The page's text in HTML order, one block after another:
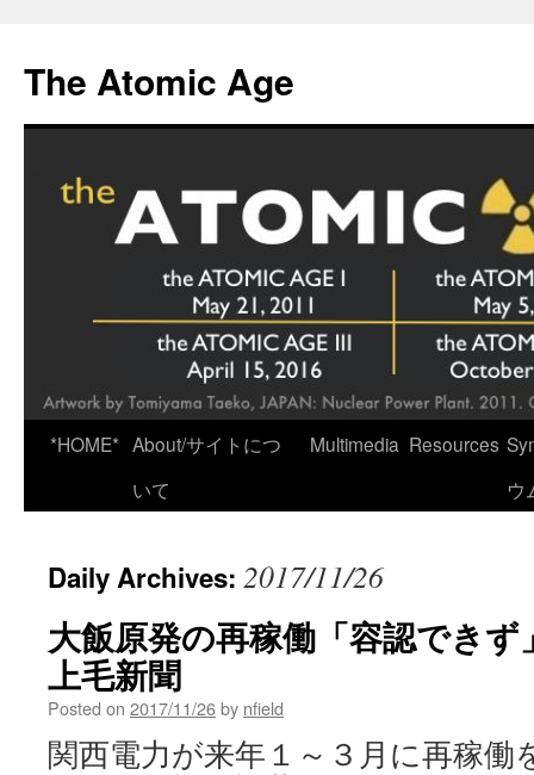
content
The Atomic Age
*HOME* About/サイトにつ
いて
Multimedia Resources
ウ
Daily Archives: 2017/11/26
大飯原発の再稼働「容認でき
上毛新聞
Posted on 2017/11/26by nfield
関西電力が来年１～３月に再稼働